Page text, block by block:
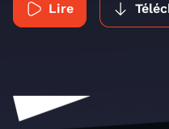
Lire